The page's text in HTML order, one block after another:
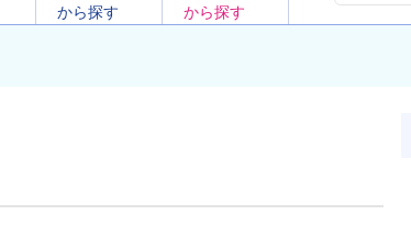
から探す
から探す